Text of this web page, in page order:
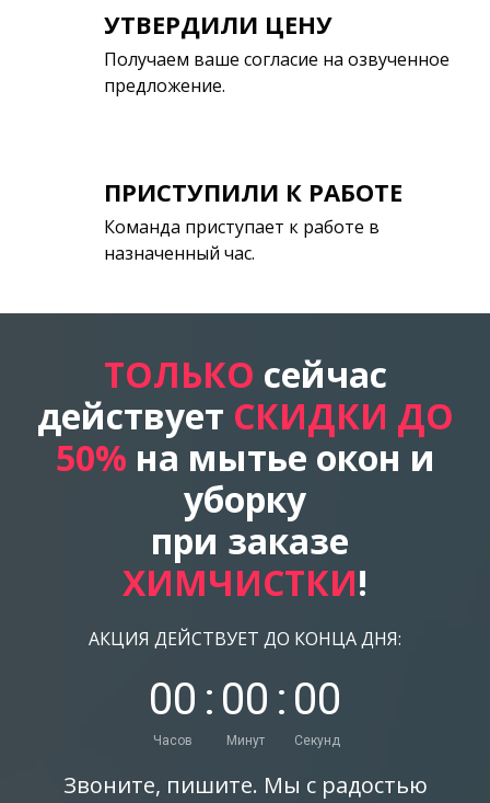
УТВЕРДИЛИ ЦЕНУ
Получаем ваше согласие на озвученное
предложение.
ПРИСТУПИЛИ К РАБОТЕ
Команда приступает к работе в
назначенный час.
ТОЛЬКО сейчас
действует СКИДКИ ДО
50% на мытье окон и
уборку
при заказе
ХИМЧИСТКИ!
АКЦИЯ ДЕЙСТВУЕТ ДО КОНЦА ДНЯ:
00
Часов
: 00
Минут
: 00
Секунд
Звоните, пишите. Мы с радостью